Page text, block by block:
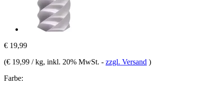
€ 19,99
(€ 19,99 / kg, inkl. 20% MwSt. - zzgl. Versand )
Farbe: